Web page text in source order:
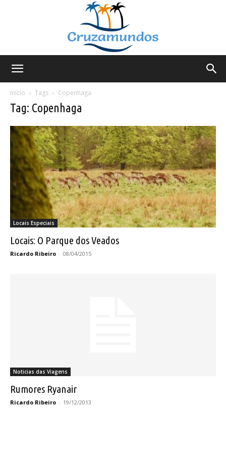
Início
Tags Copenhaga
Tag: Copenhaga
Locais Especiais
Locais: O Parque dos Veados
Ricardo Ribeiro - 08/04/2015
Noticias das Viagens
Rumores Ryanair
Ricardo Ribeiro - 19/12/2013